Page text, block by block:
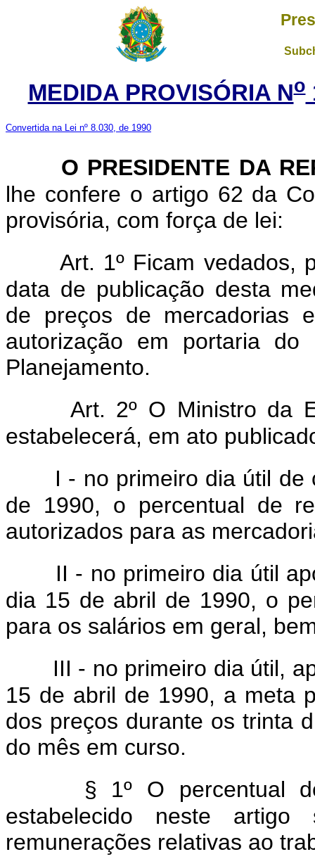
MEDIDA PROVISÓRIA No
Convertida na Lei nº 8.030, de 1990
O PRESIDENTE DA
lhe confere o artigo 62 da
provisória, com força de lei:
Art. 1º Ficam vedados,
data de publicação desta
de preços de mercadorias
autorização em portaria
Planejamento.
Art. 2º O Ministro da
estabelecerá, em ato
I - no primeiro dia útil de
de 1990, o percentual de
autorizados para as
II - no primeiro dia útil
dia 15 de abril de 1990, o
para os salários em geral,
III - no primeiro dia útil,
15 de abril de 1990, a meta
dos preços durante os trinta
do mês em curso.
§ 1º O percentual
estabelecido neste
remunerações relativas ao